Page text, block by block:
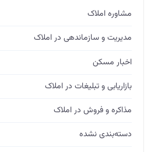
مشاوره املاک
مدیریت و سازماندهی در املاک
اخبار مسکن
بازاریابی و تبلیغات در املاک
مذاکره و فروش در املاک
دسته‌بندی نشده